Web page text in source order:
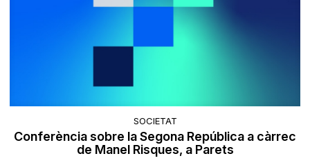
SOCIETAT
Conferència sobre la Segona República a càrrec
de Manel Risques, a Parets